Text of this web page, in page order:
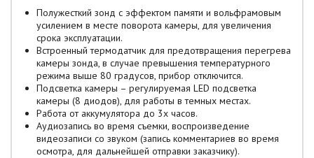
Полужесткий зонд с эффектом памяти и вольфрамовым
усилением в месте поворота камеры, для увеличения
срока эксплуатации.
Встроенный термодатчик для предотвращения перегрева
камеры зонда, в случае превышения температурного
режима выше 80 градусов, прибор отключится.
Подсветка камеры – регулируемая LED подсветка
камеры (8 диодов), для работы в темных местах.
Работа от аккумулятора до 3х часов.
Аудиозапись во время съемки, воспроизведение
видеозаписи со звуком (запись комментариев во время
осмотра, для дальнейшей отправки заказчику).